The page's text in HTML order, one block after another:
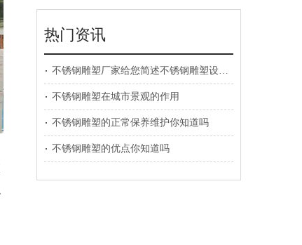
热门资讯
不锈钢雕塑厂家给您简述不锈钢雕塑设计要素
不锈钢雕塑在城市景观的作用
不锈钢雕塑的正常保养维护你知道吗
不锈钢雕塑的优点你知道吗